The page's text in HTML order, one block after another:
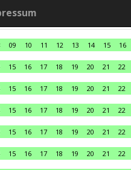
09 10 11 12 13 14 15 16
15 16 17 18 19 20 21 22
15 16 17 18 19 20 21 22
15 16 17 18 19 20 21 22
15 16 17 18 19 20 21 22
15 16 17 18 19 20 21 22